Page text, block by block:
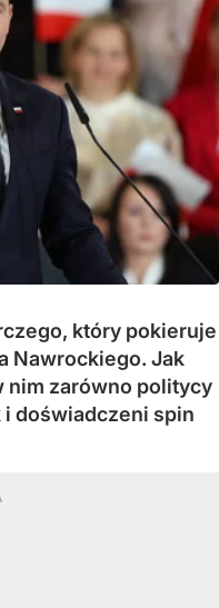
który pokieruje
Nawrockiego. Jak
nim zarówno politycy
i doświadczeni spin